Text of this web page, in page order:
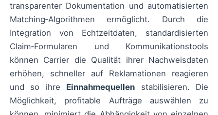
transparenter Dokumentation und automatisierten
Matching‑Algorithmen ermöglicht. Durch die
Integration von Echtzeitdaten, standardisierten
Claim‑Formularen und Kommunikationstools
können Carrier die Qualität ihrer Nachweisdaten
erhöhen, schneller auf Reklamationen reagieren
und so ihre Einnahmequellen stabilisieren. Die
Möglichkeit, profitable Aufträge auswählen zu